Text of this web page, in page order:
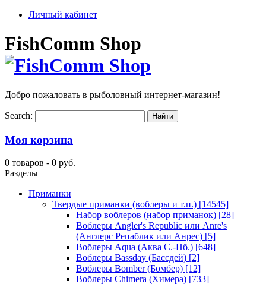
Личный кабинет
FishComm Shop
Добро пожаловать в рыболовный интернет-магазин!
Search:
Моя корзина
0 товаров - 0 руб.
Разделы
Приманки
Твердые приманки (воблеры и т.п.) [14545]
Набор воблеров (набор приманок) [28]
Воблеры Angler's Republic или Anre's
(Англерс Репаблик или Анрес) [5]
Воблеры Aqua (Аква С.-Пб.) [648]
Воблеры Bassday (Бассдей) [2]
Воблеры Bomber (Бомбер) [12]
Воблеры Chimera (Химера) [733]